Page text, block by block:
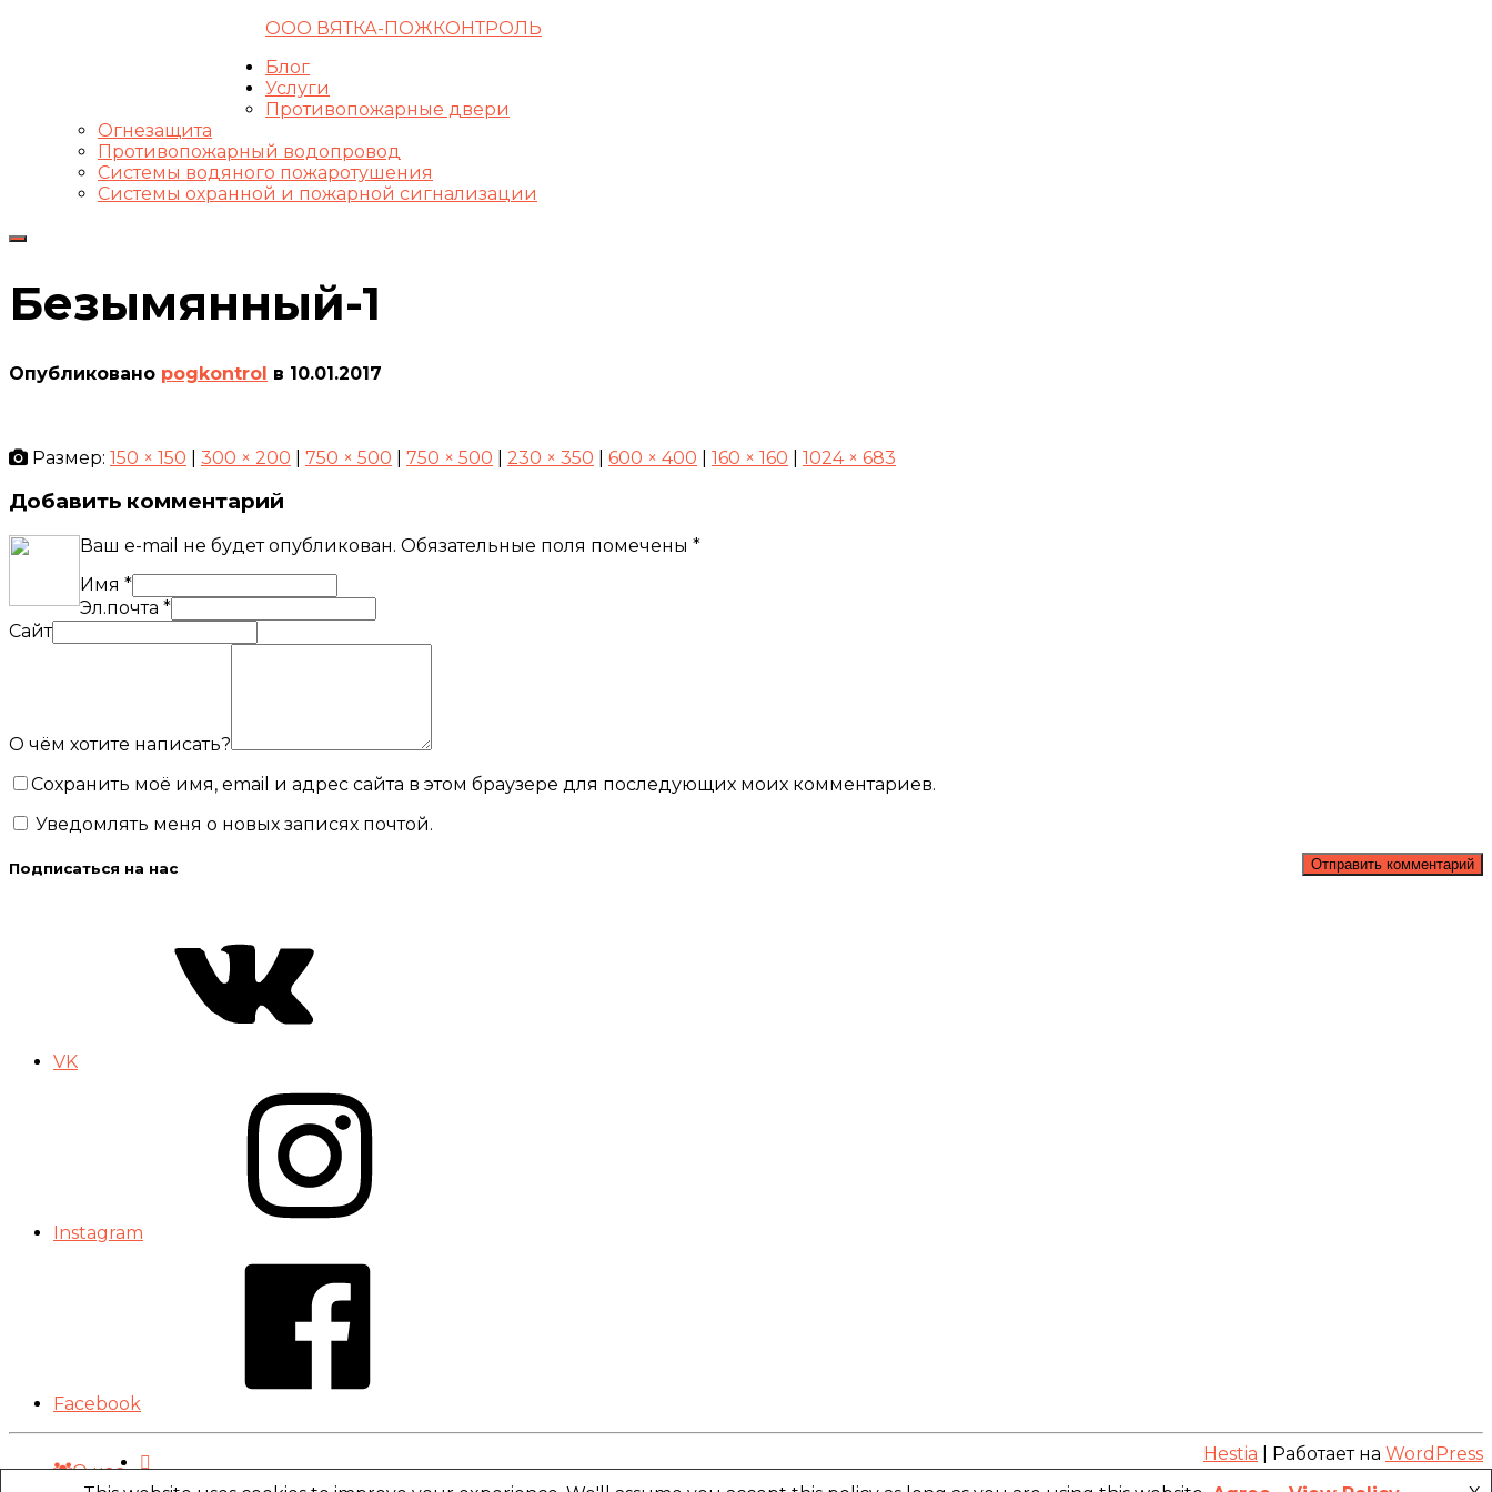
pogkontrol@gmail.com
ООО ВЯТКА-ПОЖКОНТРОЛЬ
Блог
Услуги
Противопожарные двери
Огнезащита
Противопожарный водопровод
Системы водяного пожаротушения
Системы охранной и пожарной сигнализации
Переключить
Безымянный-1
Опубликовано pogkontrol в 10.01.2017
Размер: 150 × 150 300 × 200 750 × 500 750 × 500 230 × 350 600 × 400 160 × 160 1024 × 683
Добавить комментарий
Ваш e-mail не будет опубликован. Обязательные поля помечены *
Имя *
Эл.почта *
Сайт
О чём хотите написать?
Сохранить моё имя, email и адрес сайта в этом браузере для последующих моих комментариев.
Уведомлять меня о новых записях почтой.
Подписаться на нас
VK
Instagram
Facebook
О нас
Hestia | Работает на WordPress